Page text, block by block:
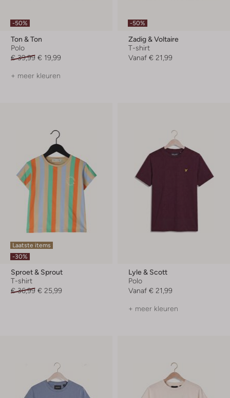
-50%
Ton & Ton
Polo
€ 39,99 € 19,99
+ meer kleuren
-50%
Zadig & Voltaire
T-shirt
Vanaf € 21,99
Laatste items
-30%
Sproet & Sprout
T-shirt
€ 36,99 € 25,99
Lyle & Scott
Polo
Vanaf € 21,99
+ meer kleuren